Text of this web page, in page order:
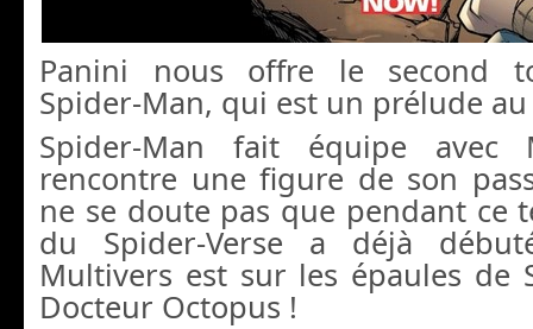
Panini nous offre le second
Spider-Man, qui est un prélude au
Spider-Man fait équipe avec
rencontre une figure de son
ne se doute pas que pendant ce
du Spider-Verse a déjà
Multivers est sur les épaules de
Docteur Octopus !